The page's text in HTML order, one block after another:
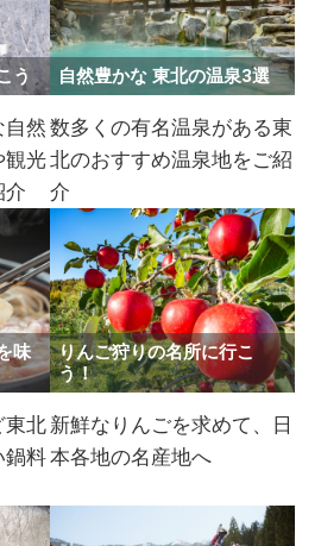
う
自然
観光
介
​自然豊かな 東北の温泉3選
数多くの有名温泉がある東
北のおすすめ温泉地をご紹
介
味
東北
鍋料
りんご狩りの名所に行こ
う！
新鮮なりんごを求めて、日
本各地の名産地へ